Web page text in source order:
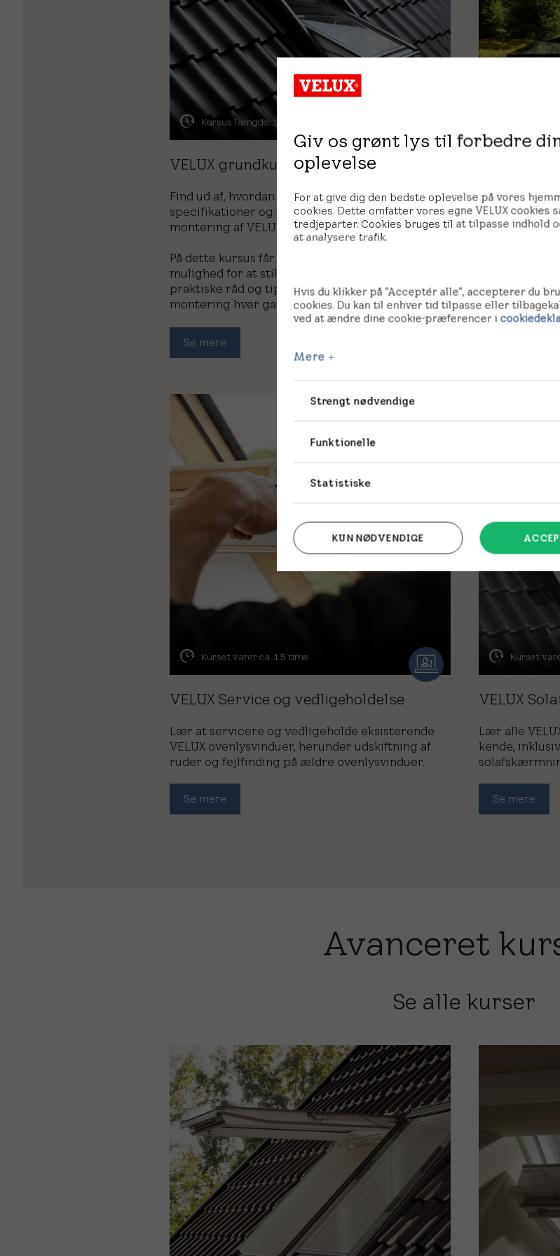
Giv os grønt lys til forbedre
oplevelse
For at give dig den bedste oplevelse på vores
cookies. Dette omfatter vores egne VELUX cookies
tredjeparter. Cookies bruges til at tilpasse indhold
at analysere trafik.
Hvis du klikker på "Acceptér alle", accepterer du
cookies. Du kan til enhver tid tilpasse eller
ved at ændre dine cookie-præferencer i
Mere
Strengt nødvendige
Funktionelle
Statistiske
Markedsføring
KUN NØDVENDIGE
Kursus længde: 1,5 timer
VELUX grundkursus
Find ud af, hvordan du opnår korrekte
specifikationer og udfører bedst mulige
montering af VELUX ovenlysvinduer.
På dette kursus får du klare instruktioner,
mulighed for at stille spørgsmål og masser af
praktiske råd og tips, der sikrer en perfekt
montering hver gang.
Se mere
Dette
korrekte
montering af
Kurset varer ca. 1.5 time
VELUX Service og vedligeholdelse
Lær at servicere og vedligeholde eksisterende
VELUX ovenlysvinduer, herunder udskiftning af
ruder og fejlfinding på ældre ovenlysvinduer.
Se mere
Kurset
VELUX
Lær alle
kende,
Se mere
Avanceret
Se alle kurser